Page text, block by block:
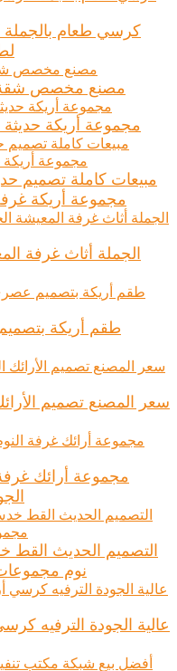
كرسي طعام
مصنع مخصص شقة
مجموعة أريكة
مبيعات كاملة تصميم
مجموعة أريكة
الجملة أثاث غرفة
طقم أريكة
سعر المصنع تصميم
مجموعة أرائك
التصميم الحديث القط
نوم
عالية الجودة الترفيه